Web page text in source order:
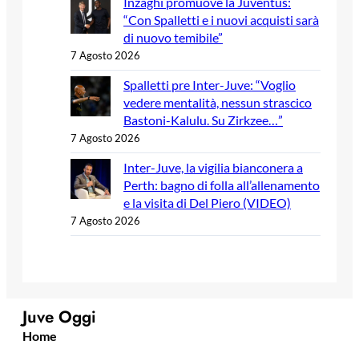
“Con Spalletti e i nuovi acquisti sarà
di nuovo temibile”
7 Agosto 2026
Spalletti pre Inter-Juve: “Voglio
vedere mentalità, nessun strascico
Bastoni-Kalulu. Su Zirkzee…”
7 Agosto 2026
Inter-Juve, la vigilia bianconera a
Perth: bagno di folla all’allenamento
e la visita di Del Piero (VIDEO)
7 Agosto 2026
Juve Oggi
Home